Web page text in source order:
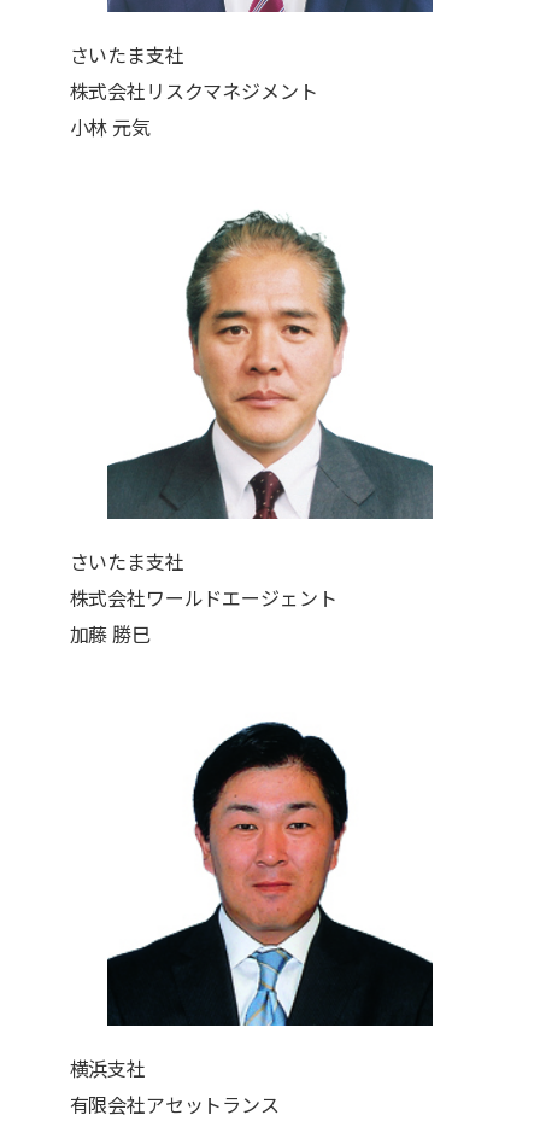
さいたま支社
株式会社リスクマネジメント
小林 元気
さいたま支社
株式会社ワールドエージェント
加藤 勝巳
横浜支社
有限会社アセットランス